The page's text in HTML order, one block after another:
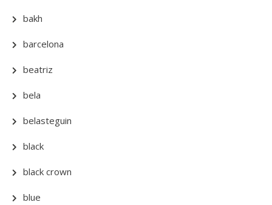
bakh
barcelona
beatriz
bela
belasteguin
black
black crown
blue